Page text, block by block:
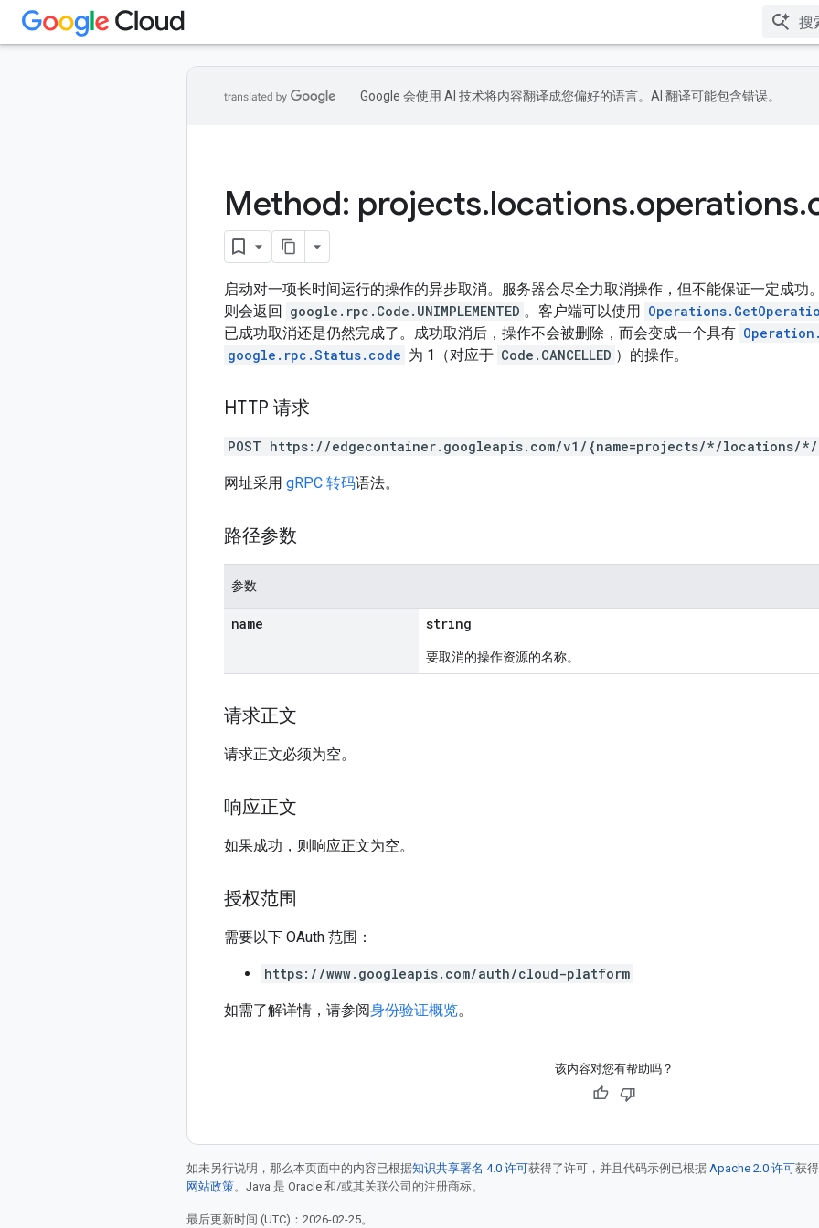
Google 会使用 AI 技术将内容翻译成您偏好的语言。AI 翻译可能包含错误。
Method: projects.locations.operations.
启动对一项长时间运行的操作的异步取消。服务器会尽全力取消操作，但不能保证一定成功
则会返回 google.rpc.Code.UNIMPLEMENTED 。客户端可以使用
已成功取消还是仍然完成了。成功取消后，操作不会被删除，而会变成一个具有
google.rpc.Status.code 为 1（对应于 Code.CANCELLED ）的操作。
HTTP 请求
POST https://edgecontainer.googleapis.com/v1/{name=projects/*/locations/
网址采用 gRPC 转码语法。
路径参数
参数
name string
要取消的操作资源的名称。
请求正文
请求正文必须为空。
响应正文
如果成功，则响应正文为空。
授权范围
需要以下 OAuth 范围：
https://www.googleapis.com/auth/cloud-platform
如需了解详情，请参阅身份验证概览。
该内容对您有帮助吗？
如未另行说明，那么本页面中的内容已根据知识共享署名 4.0 许可获得了许可，并且代码示例已根据 Apache 2.0 许可获
网站政策。Java 是 Oracle 和/或其关联公司的注册商标。
最后更新时间 (UTC)：2026-02-25。